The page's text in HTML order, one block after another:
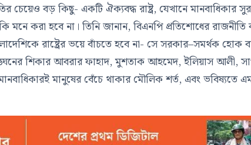
বড় কিছু- একটি ঐক্যবদ্ধ রাষ্ট্র, যেখানে মানবাধিকার
মনে করা হবে না। তিনি জানান, বিএনপি প্রতিশোধের রাজনীতি
রাষ্ট্রের ভয়ে বাঁচতে হবে না- সে সরকার–সমর্থক হোক
শিকার আবরার ফাহাদ, মুশতাক আহমেদ, ইলিয়াস আলী,
মানুষের বেঁচে থাকার মৌলিক শর্ত, এবং ভবিষ্যতে